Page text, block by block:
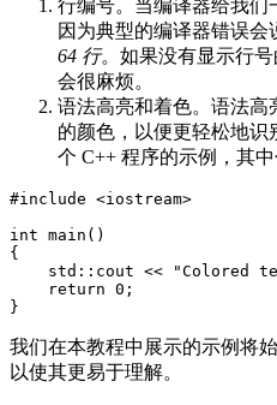
行编号。当编译器给我们
因为典型的编译器错误会
64 行。如果没有显示行
会很麻烦。
语法高亮和着色。语法高
的颜色，以便更轻松地识
个 C++ 程序的示例，其
#include <iostream>
int main()
{
std::cout << "Colored
    return 0;
}
我们在本教程中展示的示例将
以使其更易于理解。